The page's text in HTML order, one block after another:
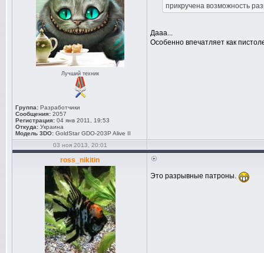
Лучший техник
Группа: Разработчики
Сообщения: 2057
Регистрация: 04 янв 2011, 19:53
Откуда: Украина
Модель 3DO: GoldStar GDO-203P Alive II
прикручена возможность
Дааа...
Особенно впечатляет как
03 ноя 2013, 20:01
ross_nikitin
Это разрывные патроны.